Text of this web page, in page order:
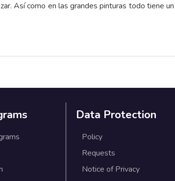
Así como en las grandes pinturas todo tiene
Data Protection
Policy
Requests
Notice of Privacy